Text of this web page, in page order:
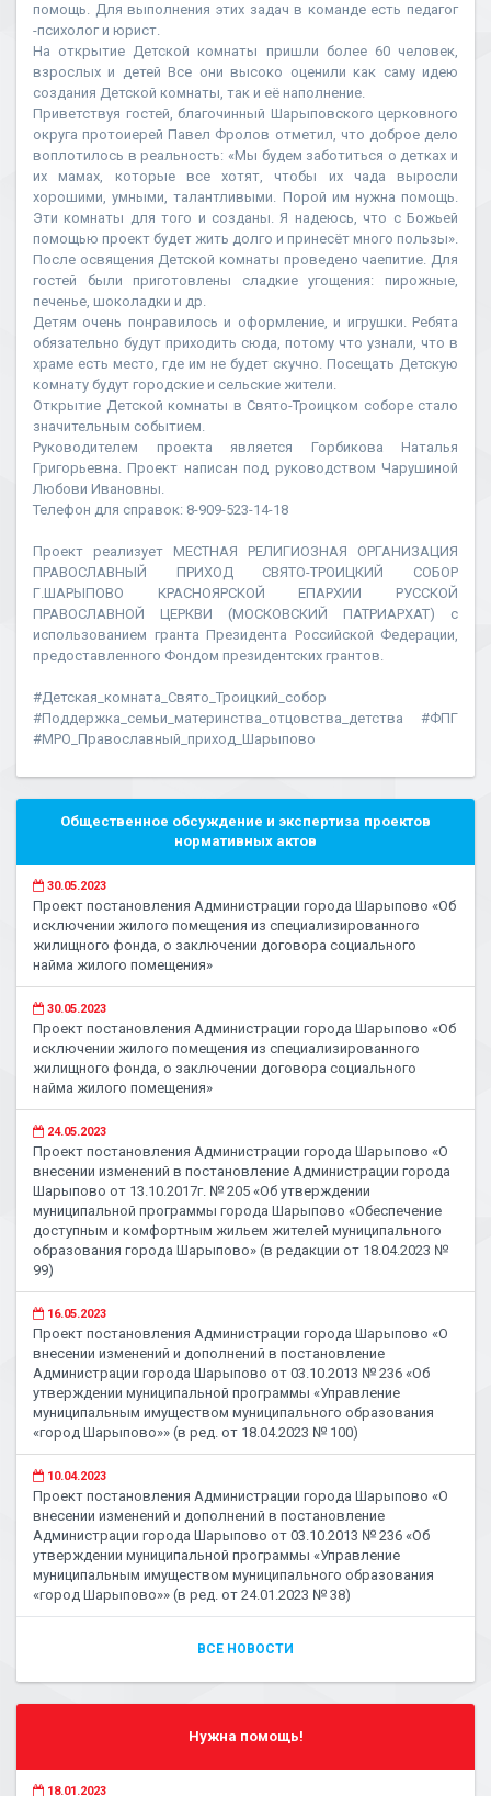
помощь. Для выполнения этих задач в команде есть педагог
-психолог и юрист.
На открытие Детской комнаты пришли более 60 человек,
взрослых и детей Все они высоко оценили как саму идею
создания Детской комнаты, так и её наполнение.
Приветствуя гостей, благочинный Шарыповского церковного
округа протоиерей Павел Фролов отметил, что доброе дело
воплотилось в реальность: «Мы будем заботиться о детках и
их мамах, которые все хотят, чтобы их чада выросли
хорошими, умными, талантливыми. Порой им нужна помощь.
Эти комнаты для того и созданы. Я надеюсь, что с Божьей
помощью проект будет жить долго и принесёт много пользы».
После освящения Детской комнаты проведено чаепитие. Для
гостей были приготовлены сладкие угощения: пирожные,
печенье, шоколадки и др.
Детям очень понравилось и оформление, и игрушки. Ребята
обязательно будут приходить сюда, потому что узнали, что в
храме есть место, где им не будет скучно. Посещать Детскую
комнату будут городские и сельские жители.
Открытие Детской комнаты в Свято-Троицком соборе стало
значительным событием.
Руководителем проекта является Горбикова Наталья
Григорьевна. Проект написан под руководством Чарушиной
Любови Ивановны.
Телефон для справок: 8-909-523-14-18
Проект реализует МЕСТНАЯ РЕЛИГИОЗНАЯ ОРГАНИЗАЦИЯ
ПРАВОСЛАВНЫЙ ПРИХОД СВЯТО-ТРОИЦКИЙ СОБОР
Г.ШАРЫПОВО КРАСНОЯРСКОЙ ЕПАРХИИ РУССКОЙ
ПРАВОСЛАВНОЙ ЦЕРКВИ (МОСКОВСКИЙ ПАТРИАРХАТ) с
использованием гранта Президента Российской Федерации,
предоставленного Фондом президентских грантов.
#Детская_комната_Свято_Троицкий_собор
#Поддержка_семьи_материнства_отцовства_детства #ФПГ
#МРО_Православный_приход_Шарыпово
Общественное обсуждение и экспертиза проектов
нормативных актов
30.05.2023
Проект постановления Администрации города Шарыпово «Об
исключении жилого помещения из специализированного
жилищного фонда, о заключении договора социального
найма жилого помещения»
30.05.2023
Проект постановления Администрации города Шарыпово «Об
исключении жилого помещения из специализированного
жилищного фонда, о заключении договора социального
найма жилого помещения»
24.05.2023
Проект постановления Администрации города Шарыпово «О
внесении изменений в постановление Администрации города
Шарыпово от 13.10.2017г. № 205 «Об утверждении
муниципальной программы города Шарыпово «Обеспечение
доступным и комфортным жильем жителей муниципального
образования города Шарыпово» (в редакции от 18.04.2023 №
99)
16.05.2023
Проект постановления Администрации города Шарыпово «О
внесении изменений и дополнений в постановление
Администрации города Шарыпово от 03.10.2013 № 236 «Об
утверждении муниципальной программы «Управление
муниципальным имуществом муниципального образования
«город Шарыпово»» (в ред. от 18.04.2023 № 100)
10.04.2023
Проект постановления Администрации города Шарыпово «О
внесении изменений и дополнений в постановление
Администрации города Шарыпово от 03.10.2013 № 236 «Об
утверждении муниципальной программы «Управление
муниципальным имуществом муниципального образования
«город Шарыпово»» (в ред. от 24.01.2023 № 38)
ВСЕ НОВОСТИ
Нужна помощь!
18.01.2023